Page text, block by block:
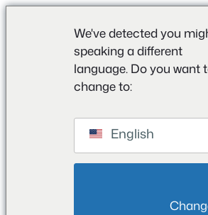
We've detected you
speaking a different
language. Do you want
change to:
English